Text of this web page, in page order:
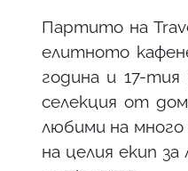
Партито на
елитното
година и 17-
селекция от
любими на
на целия екип